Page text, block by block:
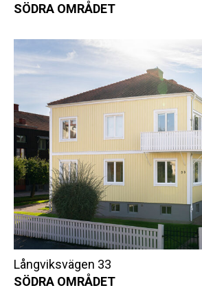
SÖDRA OMRÅDET
Långviksvägen 33
SÖDRA OMRÅDET